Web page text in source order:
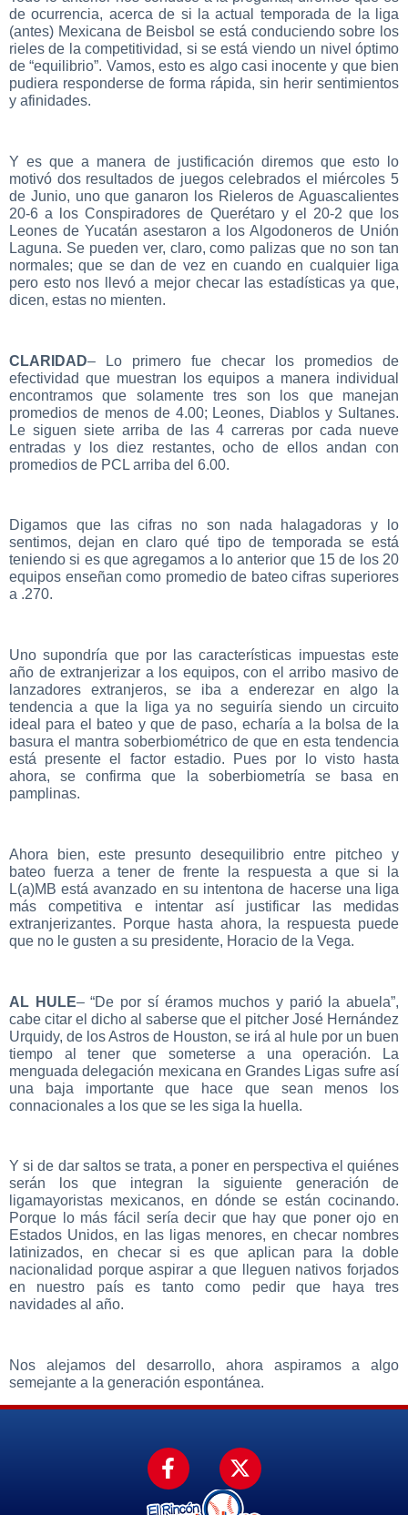
de ocurrencia, acerca de si la actual temporada de la liga
(antes) Mexicana de Beisbol se está conduciendo sobre los
rieles de la competitividad, si se está viendo un nivel óptimo
de “equilibrio”. Vamos, esto es algo casi inocente y que bien
pudiera responderse de forma rápida, sin herir sentimientos
y afinidades.
Y es que a manera de justificación diremos que esto lo
motivó dos resultados de juegos celebrados el miércoles 5
de Junio, uno que ganaron los Rieleros de Aguascalientes
20-6 a los Conspiradores de Querétaro y el 20-2 que los
Leones de Yucatán asestaron a los Algodoneros de Unión
Laguna. Se pueden ver, claro, como palizas que no son tan
normales; que se dan de vez en cuando en cualquier liga
pero esto nos llevó a mejor checar las estadísticas ya que,
dicen, estas no mienten.
CLARIDAD– Lo primero fue checar los promedios de
efectividad que muestran los equipos a manera individual
encontramos que solamente tres son los que manejan
promedios de menos de 4.00; Leones, Diablos y Sultanes.
Le siguen siete arriba de las 4 carreras por cada nueve
entradas y los diez restantes, ocho de ellos andan con
promedios de PCL arriba del 6.00.
Digamos que las cifras no son nada halagadoras y lo
sentimos, dejan en claro qué tipo de temporada se está
teniendo si es que agregamos a lo anterior que 15 de los 20
equipos enseñan como promedio de bateo cifras superiores
a .270.
Uno supondría que por las características impuestas este
año de extranjerizar a los equipos, con el arribo masivo de
lanzadores extranjeros, se iba a enderezar en algo la
tendencia a que la liga ya no seguiría siendo un circuito
ideal para el bateo y que de paso, echaría a la bolsa de la
basura el mantra soberbiométrico de que en esta tendencia
está presente el factor estadio. Pues por lo visto hasta
ahora, se confirma que la soberbiometría se basa en
pamplinas.
Ahora bien, este presunto desequilibrio entre pitcheo y
bateo fuerza a tener de frente la respuesta a que si la
L(a)MB está avanzado en su intentona de hacerse una liga
más competitiva e intentar así justificar las medidas
extranjerizantes. Porque hasta ahora, la respuesta puede
que no le gusten a su presidente, Horacio de la Vega.
AL HULE– “De por sí éramos muchos y parió la abuela”,
cabe citar el dicho al saberse que el pitcher José Hernández
Urquidy, de los Astros de Houston, se irá al hule por un buen
tiempo al tener que someterse a una operación. La
menguada delegación mexicana en Grandes Ligas sufre así
una baja importante que hace que sean menos los
connacionales a los que se les siga la huella.
Y si de dar saltos se trata, a poner en perspectiva el quiénes
serán los que integran la siguiente generación de
ligamayoristas mexicanos, en dónde se están cocinando.
Porque lo más fácil sería decir que hay que poner ojo en
Estados Unidos, en las ligas menores, en checar nombres
latinizados, en checar si es que aplican para la doble
nacionalidad porque aspirar a que lleguen nativos forjados
en nuestro país es tanto como pedir que haya tres
navidades al año.
Nos alejamos del desarrollo, ahora aspiramos a algo
semejante a la generación espontánea.